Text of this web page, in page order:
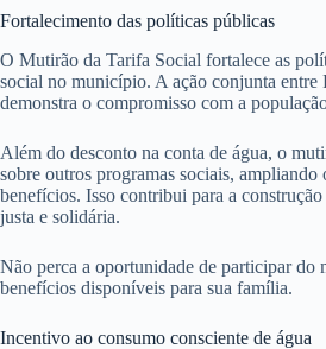
Fortalecimento das políticas públicas
O Mutirão da Tarifa Social fortalece as
social no município. A ação conjunta entre
demonstra o compromisso com a
Além do desconto na conta de água, o
sobre outros programas sociais, ampliando
benefícios. Isso contribui para a
justa e solidária.
Não perca a oportunidade de participar do
benefícios disponíveis para sua família.
Incentivo ao consumo consciente de água